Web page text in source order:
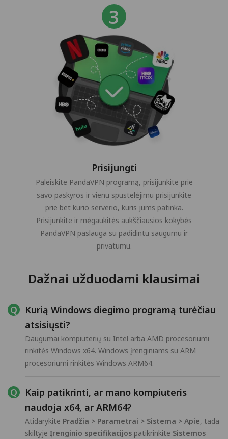
Prisijungti
Paleiskite PandaVPN programą, prisijunkite prie
savo paskyros ir vienu spustelėjimu prisijunkite
prie bet kurio serverio, kuris jums patinka.
Prisijunkite ir mėgaukitės aukščiausios kokybės
PandaVPN paslauga su padidintu saugumu ir
privatumu.
Dažnai užduodami klausimai
Kurią Windows diegimo programą turėčiau
atsisiųsti?
Daugumai kompiuterių su Intel arba AMD procesoriumi
rinkitės Windows x64. Windows įrenginiams su ARM
procesoriumi rinkitės Windows ARM64.
Kaip patikrinti, ar mano kompiuteris
naudoja x64, ar ARM64?
Atidarykite Pradžia > Parametrai > Sistema > Apie, tada
skiltyje Įrenginio specifikacijos patikrinkite Sistemos